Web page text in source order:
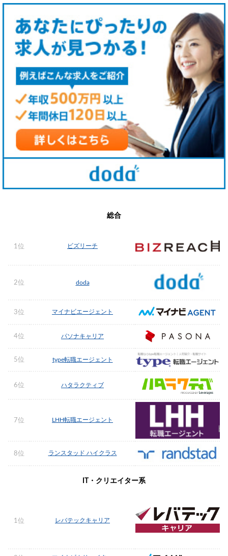
総合
1位 ビズリーチ
2位 doda
3位 マイナビエージェント
4位 パソナキャリア
5位 type転職エージェント
6位 ハタラクティブ
7位 LHH転職エージェント
8位 ランスタッド ハイクラス
IT・クリエイター系
1位 レバテックキャリア